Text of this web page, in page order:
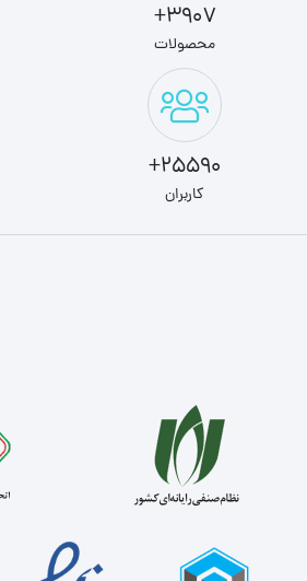
3907+
محصولات
25590+
کاربران